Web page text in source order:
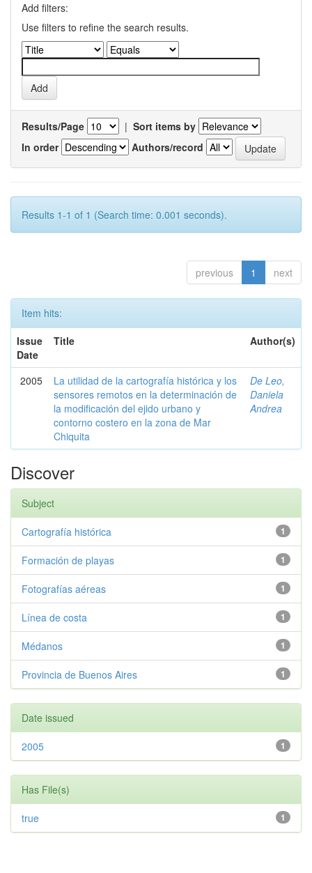
Add filters:
Use filters to refine the search results.
Results/Page | Sort items by
In order
Authors/record
Results 1-1 of 1 (Search time: 0.001 seconds).
previous 1 next
Item hits:
Issue
Date
Title Author(s)
2005
La utilidad de la cartografía histórica y los
sensores remotos en la determinación de
la modificación del ejido urbano y
contorno costero en la zona de Mar
Chiquita
De Leo,
Daniela
Andrea
Discover
Subject
1
Cartografía histórica
1
Formación de playas
1
Fotografías aéreas
1
Línea de costa
1
Médanos
1
Provincia de Buenos Aires
Date issued
1
2005
Has File(s)
1
true